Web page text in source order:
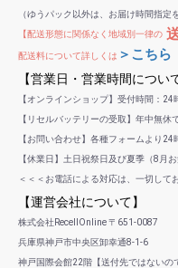
（ゆうパック以外は、お届け時間指定
【配送形態に関係なく地域別一律の
配送料について詳しくは ＞こちら
【営業日・営業時間につい
【オンラインショップ】受付時間：
【リセルバッテリーの受取】年中無休
【お問い合わせ】各種フォームより
【休業日】土日祝祭日及び夏季（8月
＜＜＜お電話による対応は、一切して
【運営会社について】
株式会社RecellOnline 〒651-0087
兵庫県神戸市中央区卸幸通8-1-6
神戸国際会館22階【送付先ではないの